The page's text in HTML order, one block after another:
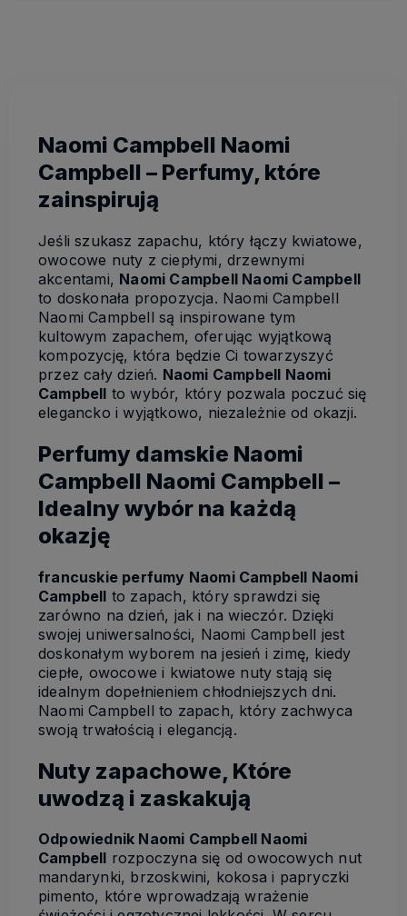
Naomi Campbell Naomi
Campbell – Perfumy, które
zainspirują
Jeśli szukasz zapachu, który łączy kwiatowe,
owocowe nuty z ciepłymi, drzewnymi
akcentami, Naomi Campbell Naomi Campbell
to doskonała propozycja. Naomi Campbell
Naomi Campbell są inspirowane tym
kultowym zapachem, oferując wyjątkową
kompozycję, która będzie Ci towarzyszyć
przez cały dzień. Naomi Campbell Naomi
Campbell to wybór, który pozwala poczuć się
elegancko i wyjątkowo, niezależnie od okazji.
Perfumy damskie Naomi
Campbell Naomi Campbell –
Idealny wybór na każdą
okazję
francuskie perfumy Naomi Campbell Naomi
Campbell to zapach, który sprawdzi się
zarówno na dzień, jak i na wieczór. Dzięki
swojej uniwersalności, Naomi Campbell jest
doskonałym wyborem na jesień i zimę, kiedy
ciepłe, owocowe i kwiatowe nuty stają się
idealnym dopełnieniem chłodniejszych dni.
Naomi Campbell to zapach, który zachwyca
swoją trwałością i elegancją.
Nuty zapachowe, Które
uwodzą i zaskakują
Odpowiednik Naomi Campbell Naomi
Campbell rozpoczyna się od owocowych nut
mandarynki, brzoskwini, kokosa i papryczki
pimento, które wprowadzają wrażenie